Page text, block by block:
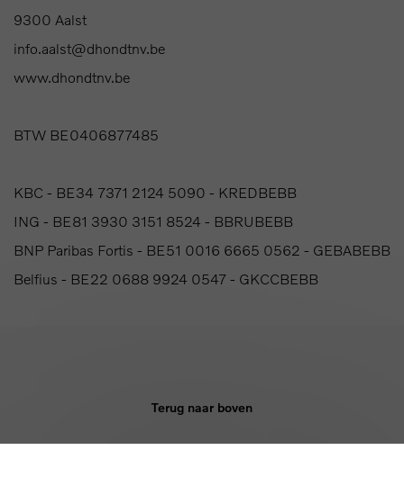
9300 Aalst
info.aalst@dhondtnv.be
www.dhondtnv.be
BTW BE0406877485
KBC - BE34 7371 2124 5090 - KREDBEBB
ING - BE81 3930 3151 8524 - BBRUBEBB
BNP Paribas Fortis - BE51 0016 6665 0562 - GEBABEBB
Belfius - BE22 0688 9924 0547 - GKCCBEBB
Terug naar boven